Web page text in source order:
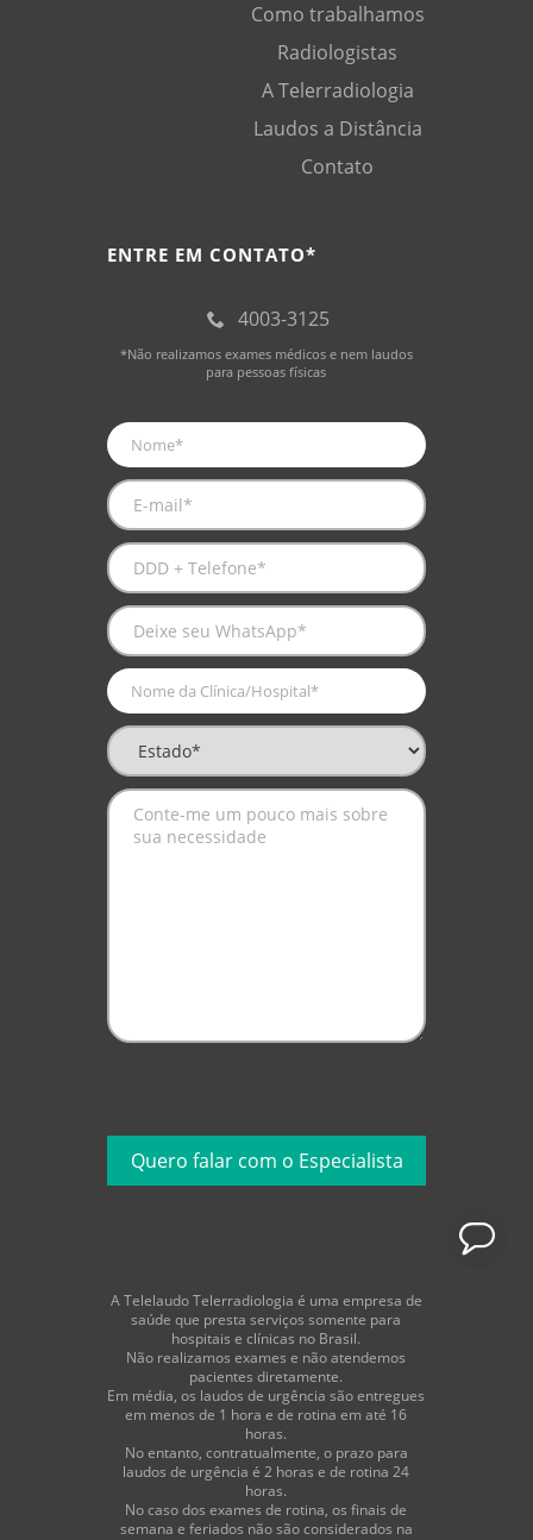
Como trabalhamos
Radiologistas
A Telerradiologia
Laudos a Distância
Contato
ENTRE EM CONTATO*
4003-3125
*Não realizamos exames médicos e nem laudos
para pessoas físicas
A Telelaudo Telerradiologia é uma empresa de
saúde que presta serviços somente para
hospitais e clínicas no Brasil.
Não realizamos exames e não atendemos
pacientes diretamente.
Em média, os laudos de urgência são entregues
em menos de 1 hora e de rotina em até 16
horas.
No entanto, contratualmente, o prazo para
laudos de urgência é 2 horas e de rotina 24
horas.
No caso dos exames de rotina, os finais de
semana e feriados não são considerados na